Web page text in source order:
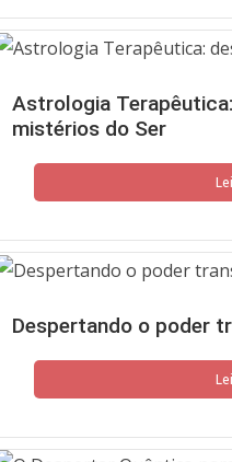
Astrologia
mistérios do Ser
Despertando o poder